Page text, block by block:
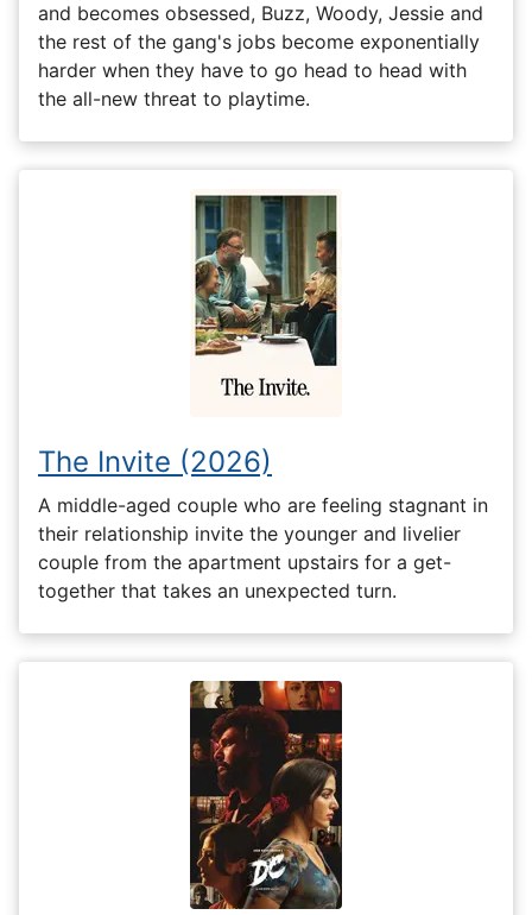
and becomes obsessed, Buzz, Woody, Jessie and
the rest of the gang's jobs become exponentially
harder when they have to go head to head with
the all-new threat to playtime.
The Invite (2026)
A middle-aged couple who are feeling stagnant in
their relationship invite the younger and livelier
couple from the apartment upstairs for a get-
together that takes an unexpected turn.